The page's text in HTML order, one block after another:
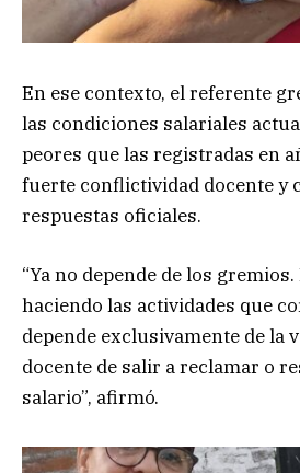
En ese contexto, el referente
las condiciones salariales
peores que las registradas en
fuerte conflictividad docente y
respuestas oficiales.
“Ya no depende de los
haciendo las actividades que
depende exclusivamente de la
docente de salir a reclamar o
salario”, afirmó.